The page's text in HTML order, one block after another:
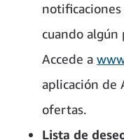
cuando
Accede a
aplicación de
ofertas.
Lista de